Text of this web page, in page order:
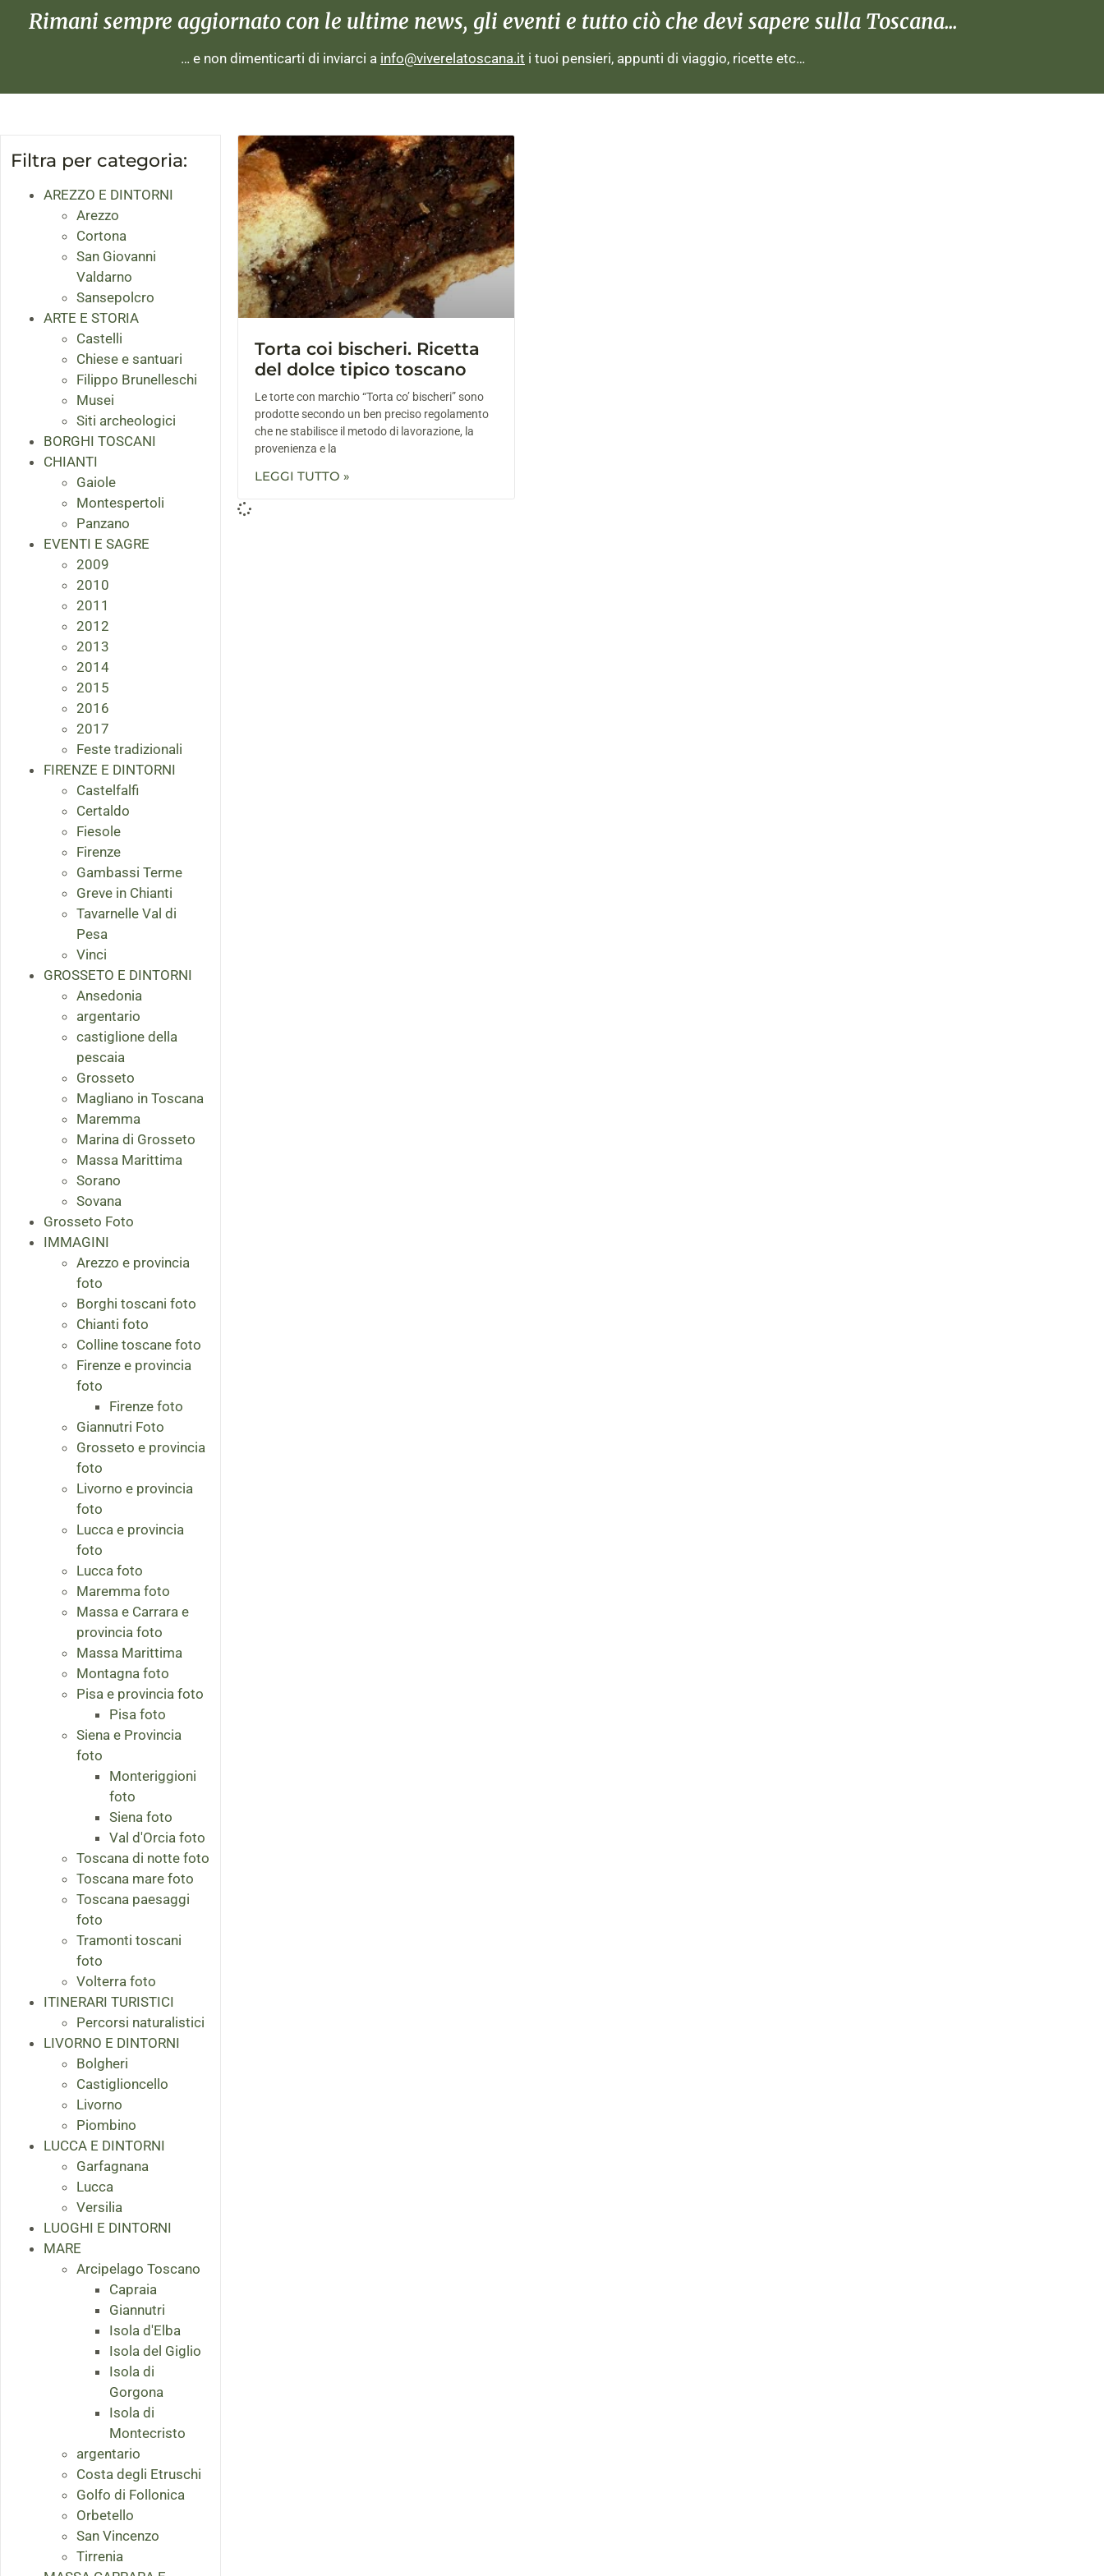
Rimani sempre aggiornato con le ultime news, gli eventi e tutto ciò che devi sapere sulla Toscana...
… e non dimenticarti di inviarci a info@viverelatoscana.it i tuoi pensieri, appunti di viaggio, ricette etc…
Filtra per categoria:
AREZZO E DINTORNI
Arezzo
Cortona
San Giovanni
Valdarno
Sansepolcro
ARTE E STORIA
Castelli
Chiese e santuari
Filippo Brunelleschi
Musei
Siti archeologici
BORGHI TOSCANI
CHIANTI
Gaiole
Montespertoli
Panzano
EVENTI E SAGRE
2009
2010
2011
2012
2013
2014
2015
2016
2017
Feste tradizionali
FIRENZE E DINTORNI
Castelfalfi
Certaldo
Fiesole
Firenze
Gambassi Terme
Greve in Chianti
Tavarnelle Val di
Pesa
Vinci
GROSSETO E DINTORNI
Ansedonia
argentario
castiglione della
pescaia
Grosseto
Magliano in Toscana
Maremma
Marina di Grosseto
Massa Marittima
Sorano
Sovana
Grosseto Foto
IMMAGINI
Arezzo e provincia
foto
Borghi toscani foto
Chianti foto
Colline toscane foto
Firenze e provincia
foto
Firenze foto
Giannutri Foto
Grosseto e provincia
foto
Livorno e provincia
foto
Lucca e provincia
foto
Lucca foto
Maremma foto
Massa e Carrara e
provincia foto
Massa Marittima
Montagna foto
Pisa e provincia foto
Pisa foto
Siena e Provincia
foto
Monteriggioni
foto
Siena foto
Val d'Orcia foto
Toscana di notte foto
Toscana mare foto
Toscana paesaggi
foto
Tramonti toscani
foto
Volterra foto
ITINERARI TURISTICI
Percorsi naturalistici
LIVORNO E DINTORNI
Bolgheri
Castiglioncello
Livorno
Piombino
LUCCA E DINTORNI
Garfagnana
Lucca
Versilia
LUOGHI E DINTORNI
MARE
Arcipelago Toscano
Capraia
Giannutri
Isola d'Elba
Isola del Giglio
Isola di
Gorgona
Isola di
Montecristo
argentario
Costa degli Etruschi
Golfo di Follonica
Orbetello
San Vincenzo
Tirrenia
Torta coi bischeri. Ricetta
del dolce tipico toscano
Le torte con marchio “Torta co’ bischeri” sono
prodotte secondo un ben preciso regolamento
che ne stabilisce il metodo di lavorazione, la
provenienza e la
LEGGI TUTTO »